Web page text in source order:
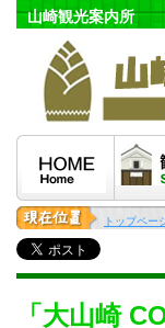
山崎観光案内所
観光
トップペー
「大山崎